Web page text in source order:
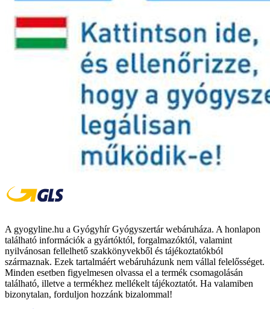
A gyogyline.hu a Gyógyhír Gyógyszertár webáruháza. A honlapon
található információk a gyártóktól, forgalmazóktól, valamint
nyilvánosan fellelhető szakkönyvekből és tájékoztatókból
származnak. Ezek tartalmáért webáruházunk nem vállal felelősséget.
Minden esetben figyelmesen olvassa el a termék csomagolásán
található, illetve a termékhez mellékelt tájékoztatót. Ha valamiben
bizonytalan, forduljon hozzánk bizalommal!